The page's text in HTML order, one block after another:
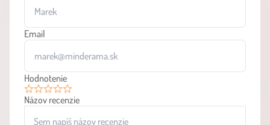
Email
Hodnotenie
1 2 3 4 5
Názov recenzie